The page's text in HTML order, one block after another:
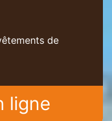
de
ligne